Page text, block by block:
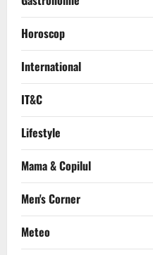
Horoscop
International
IT&C
Lifestyle
Mama & Copilul
Men's Corner
Meteo